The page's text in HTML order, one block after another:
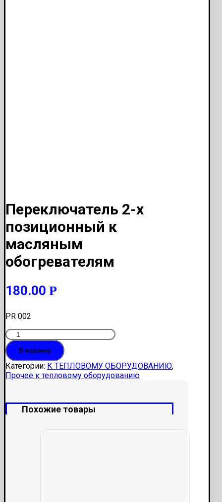
Переключатель 2-х
позиционный к
масляным
обогревателям
180.00 Р
PR 002
Количество
Переключатель
2-
х
позиционный
к
В корзину
Категории: К ТЕПЛОВОМУ ОБОРУДОВАНИЮ,
Прочее к тепловому оборудованию
Похожие товары